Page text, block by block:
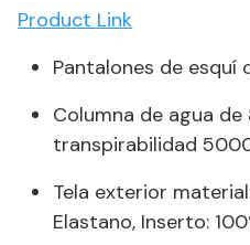
Product Link
Pantalones de
Columna de agua
transpirabilidad
Tela exterior
Elastano, Inserto: